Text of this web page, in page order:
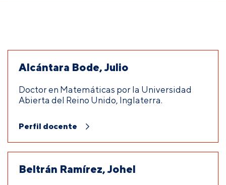
Alcántara Bode, Julio
Doctor en Matemáticas por la Universidad
Abierta del Reino Unido, Inglaterra.
Perfil docente
Beltrán Ramírez, Johel